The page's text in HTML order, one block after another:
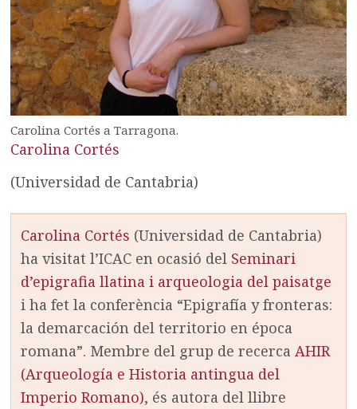
Carolina Cortés a Tarragona.
Carolina Cortés
(Universidad de Cantabria)
Carolina Cortés (Universidad de Cantabria)
ha visitat l’ICAC en ocasió del Seminari
d’epigrafia llatina i arqueologia del paisatge
i ha fet la conferència “Epigrafía y fronteras:
la demarcación del territorio en época
romana”. Membre del grup de recercaAHIR
(Arqueología e Historia antingua del
Imperio Romano), és autora del llibre